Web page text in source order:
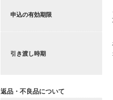
申込の有効期限
引き渡し時期
返品・不良品について